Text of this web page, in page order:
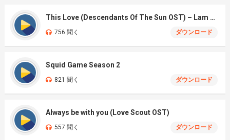
This Love (Descendants Of The Sun OST) – Lam Bao Ngoc Cover
756 聞く ダウンロード
Squid Game Season 2
821 聞く ダウンロード
Always be with you (Love Scout OST)
557 聞く ダウンロード